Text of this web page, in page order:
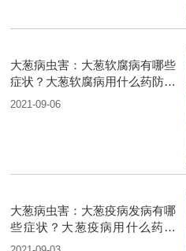
大葱病虫害：大葱软腐病有哪些
症状？大葱软腐病用什么药防治
好？
2021-09-06
大葱病虫害：大葱疫病发病有哪
些症状？大葱疫病用什么药防
治？